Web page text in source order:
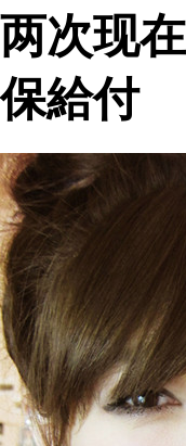
两次现
保給付